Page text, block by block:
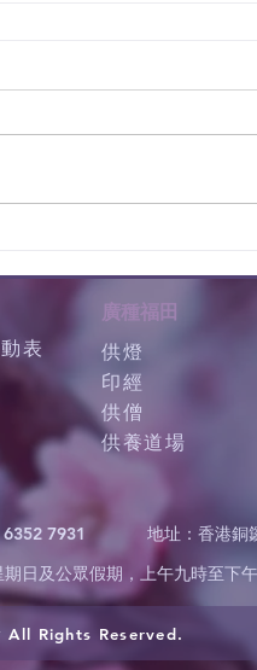
表
廣種福田
供燈
印經
供僧
供養道場
7931
地址：香港銅
日及公眾假期，上午九時至下
All Rights Reserved.